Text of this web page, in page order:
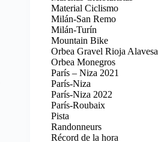
Material Ciclismo
Milán-San Remo
Milán-Turín
Mountain Bike
Orbea Gravel Rioja Alavesa
Orbea Monegros
París – Niza 2021
París-Niza
París-Niza 2022
París-Roubaix
Pista
Randonneurs
Récord de la hora